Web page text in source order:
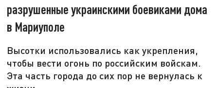
разрушенные украинскими боевиками дома
в Мариуполе
Высотки использовались как укрепления,
чтобы вести огонь по российским войскам.
Эта часть города до сих пор не вернулась к